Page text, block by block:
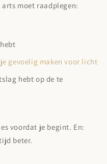
moet raadplegen:
gevoelig maken voor licht
hebt op de te
voordat je begint. En:
beter.